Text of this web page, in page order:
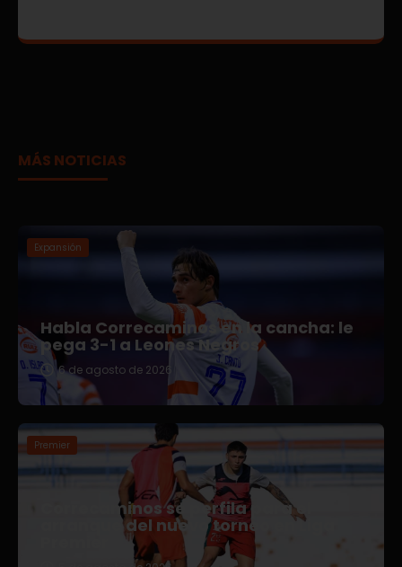
MÁS NOTICIAS
Expansión
Habla Correcaminos en la cancha: le
pega 3-1 a Leones Negros
6 de agosto de 2026
Premier
Correcaminos se perfila para el
arranque del nuevo torneo en Liga